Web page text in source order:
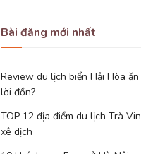
Bài đăng mới nhất
Review du lịch biển Hải Hòa
lời đồn?
TOP 12 địa điểm du lịch Trà
xê dịch